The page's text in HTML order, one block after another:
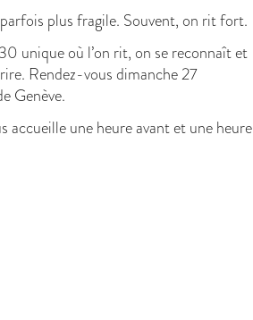
plus fragile. Souvent, on rit fort.
unique où l’on rit, on se reconnaît et
Rendez-vous dimanche 27
Genève.
accueille une heure avant et une heure